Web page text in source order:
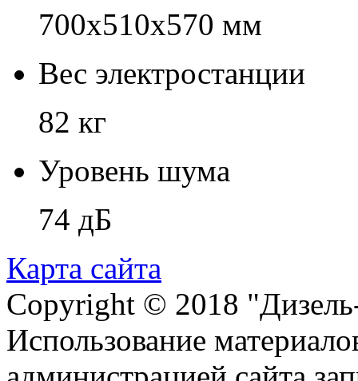
700х510х570 мм
Вес электростанции
82 кг
Уровень шума
74 дБ
Карта сайта
Copyright © 2018
Использование